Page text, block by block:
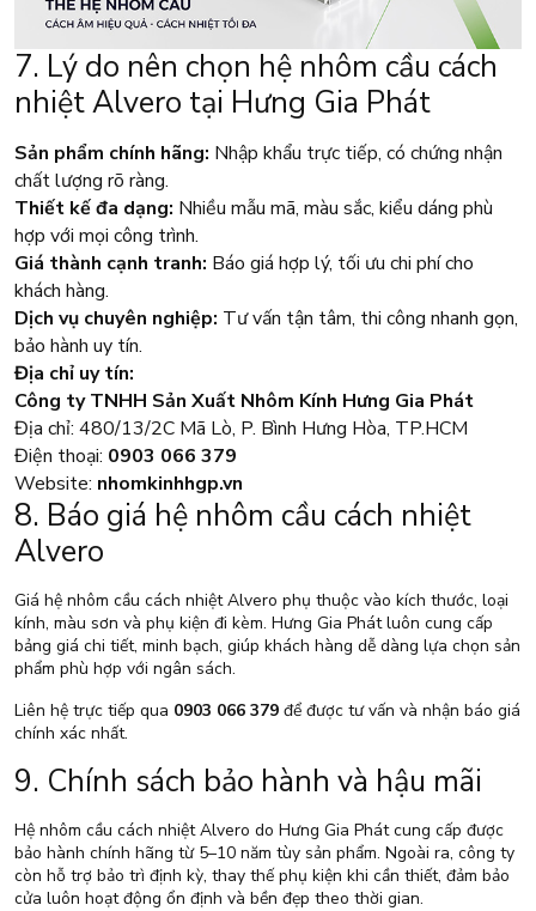
7. Lý do nên chọn hệ nhôm cầu cách
nhiệt Alvero tại Hưng Gia Phát
Sản phẩm chính hãng: Nhập khẩu trực tiếp, có chứng nhận
chất lượng rõ ràng.
Thiết kế đa dạng: Nhiều mẫu mã, màu sắc, kiểu dáng phù
hợp với mọi công trình.
Giá thành cạnh tranh: Báo giá hợp lý, tối ưu chi phí cho
khách hàng.
Dịch vụ chuyên nghiệp: Tư vấn tận tâm, thi công nhanh gọn,
bảo hành uy tín.
Địa chỉ uy tín:
Công ty TNHH Sản Xuất Nhôm Kính Hưng Gia Phát
Địa chỉ: 480/13/2C Mã Lò, P. Bình Hưng Hòa, TP.HCM
Điện thoại: 0903 066 379
Website: nhomkinhhgp.vn
8. Báo giá hệ nhôm cầu cách nhiệt
Alvero
Giá hệ nhôm cầu cách nhiệt Alvero phụ thuộc vào kích thước, loại
kính, màu sơn và phụ kiện đi kèm. Hưng Gia Phát luôn cung cấp
bảng giá chi tiết, minh bạch, giúp khách hàng dễ dàng lựa chọn sản
phẩm phù hợp với ngân sách.
Liên hệ trực tiếp qua 0903 066 379 để được tư vấn và nhận báo giá
chính xác nhất.
9. Chính sách bảo hành và hậu mãi
Hệ nhôm cầu cách nhiệt Alvero do Hưng Gia Phát cung cấp được
bảo hành chính hãng từ 5–10 năm tùy sản phẩm. Ngoài ra, công ty
còn hỗ trợ bảo trì định kỳ, thay thế phụ kiện khi cần thiết, đảm bảo
cửa luôn hoạt động ổn định và bền đẹp theo thời gian.